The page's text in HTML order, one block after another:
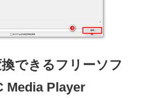
できるフリーソフ
Media Player